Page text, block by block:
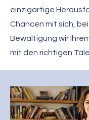
einzigartige
Chancen mit sich,
Bewältigung wir
mit den richtigen